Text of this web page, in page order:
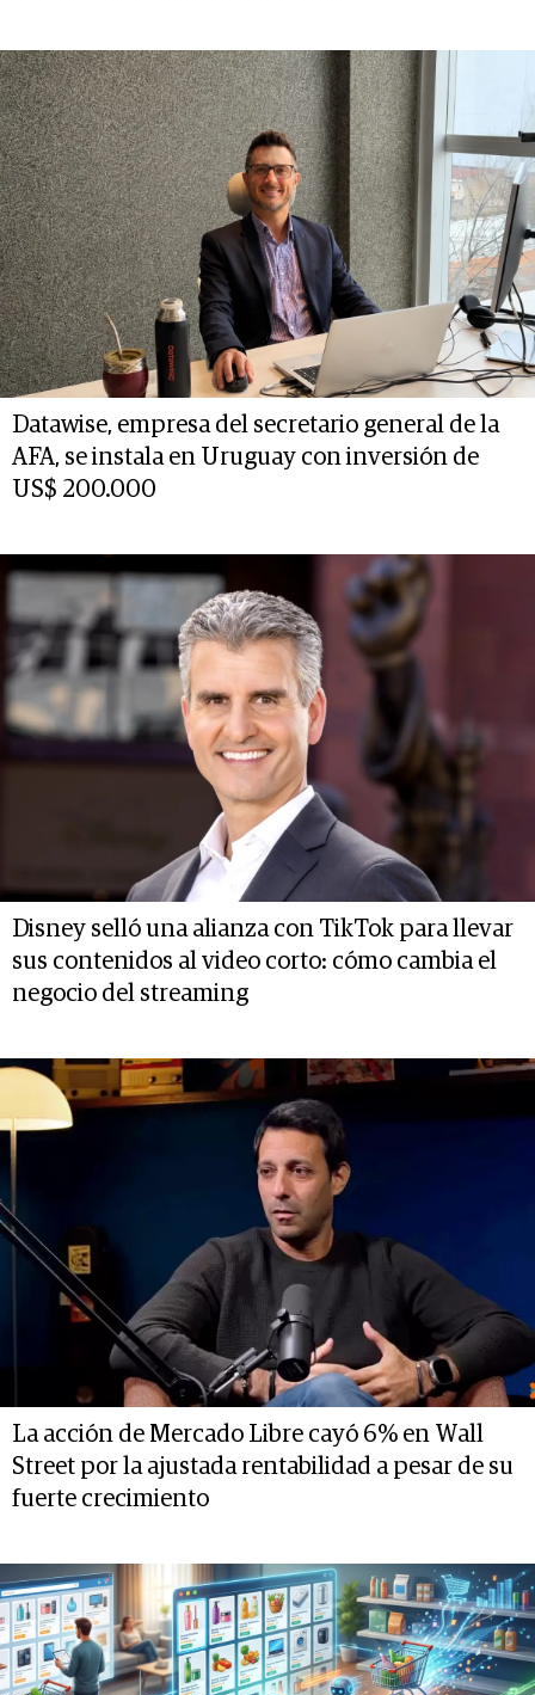
Datawise, empresa del secretario general de la
AFA, se instala en Uruguay con inversión de
US$ 200.000
Disney selló una alianza con TikTok para llevar
sus contenidos al video corto: cómo cambia el
negocio del streaming
La acción de Mercado Libre cayó 6% en Wall
Street por la ajustada rentabilidad a pesar de su
fuerte crecimiento